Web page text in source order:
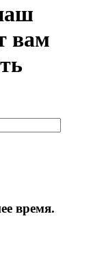
вам
время.